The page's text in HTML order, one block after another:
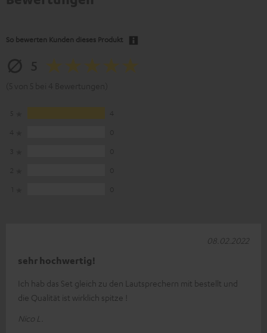
So bewerten Kunden dieses Produkt
sehr hochwertig!
Ich hab das Set gleich zu den Lautsprechern mit bestellt und
die Qualität ist wirklich spitze !
Nico L.
08.02.2022